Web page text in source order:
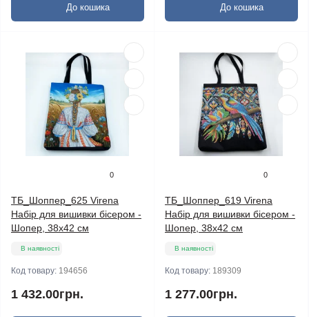
До кошика До кошика
0
ТБ_Шоппер_625 Virena
Набір для вишивки бісером -
Шопер, 38х42 см
В наявності
Код товару: 194656
1 432.00грн.
0
ТБ_Шоппер_619 Virena
Набір для вишивки бісером -
Шопер, 38х42 см
В наявності
Код товару: 189309
1 277.00грн.